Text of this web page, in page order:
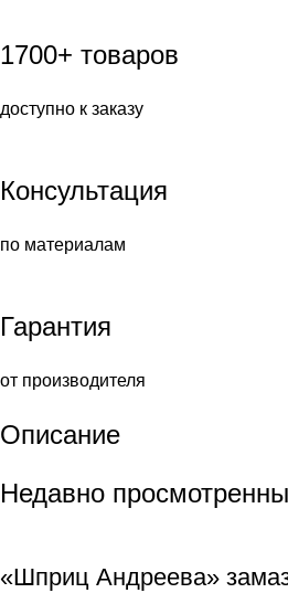
1700+ товаров
доступно к заказу
Консультация
по материалам
Гарантия
от производителя
Описание
Недавно
«Шприц Андреева»